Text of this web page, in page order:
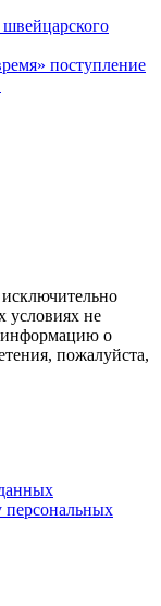
поступление
условиях не
информацию о
пожалуйста,
персональных